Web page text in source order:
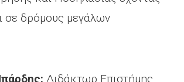
σε δρόμους μεγάλων
Διδάκτωρ Επιστήμης